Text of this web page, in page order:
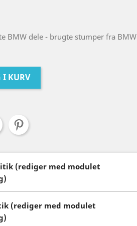
BMW dele - brugte stumper fra BMW
KURV
(rediger med modulet
(rediger med modulet